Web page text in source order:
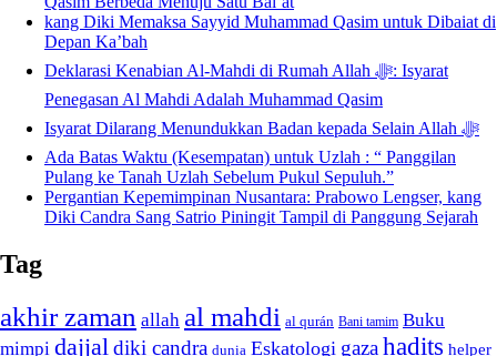
kang Diki Memaksa Sayyid Muhammad Qasim untuk Dibaiat di
Depan Ka’bah
Deklarasi Kenabian Al-Mahdi di Rumah Allah ﷻ: Isyarat
Penegasan Al Mahdi Adalah Muhammad Qasim
Isyarat Dilarang Menundukkan Badan kepada Selain Allah ﷻ
Ada Batas Waktu (Kesempatan) untuk Uzlah : “ Panggilan
Pulang ke Tanah Uzlah Sebelum Pukul Sepuluh.”
Pergantian Kepemimpinan Nusantara: Prabowo Lengser, kang
Diki Candra Sang Satrio Piningit Tampil di Panggung Sejarah
Tag
akhir zaman allah al mahdi al qurán Bani tamim Buku
mimpi dajjal diki candra dunia Eskatologi gazahadits helper